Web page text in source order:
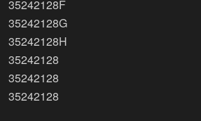
35242128F
35242128G
35242128H
35242128
35242128
35242128